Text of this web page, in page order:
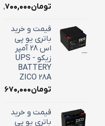
تومان۱۸,۷۰۰,۰۰۰
قیمت و خرید
باتری یو پی
اس 28 آمپر
زیکو - UPS
BATTERY
ZICO 28A
تومان۱۰,۶۷۰,۰۰۰
قیمت و خرید
باتری یو پی